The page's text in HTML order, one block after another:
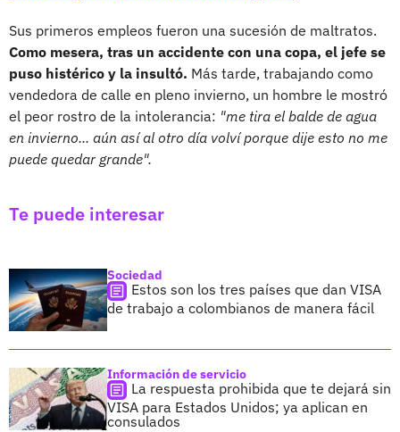
Sus primeros empleos fueron una sucesión de maltratos.
Como mesera, tras un accidente con una copa, el jefe se
puso histérico y la insultó. Más tarde, trabajando como
vendedora de calle en pleno invierno, un hombre le mostró
el peor rostro de la intolerancia: "me tira el balde de agua
en invierno... aún así al otro día volví porque dije esto no me
puede quedar grande".
Te puede interesar
Sociedad
Estos son los tres países que dan VISA
de trabajo a colombianos de manera fácil
Información de servicio
La respuesta prohibida que te dejará sin
VISA para Estados Unidos; ya aplican en
consulados